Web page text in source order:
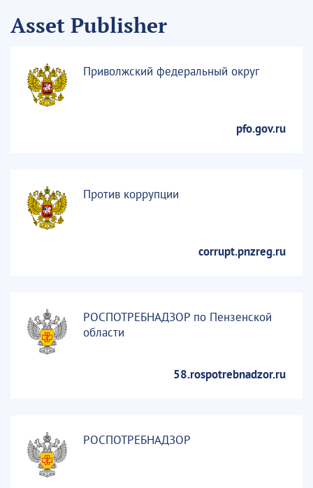
Asset Publisher
Приволжский федеральный округ
pfo.gov.ru
Против коррупции
corrupt.pnzreg.ru
РОСПОТРЕБНАДЗОР по Пензенской
области
58.rospotrebnadzor.ru
РОСПОТРЕБНАДЗОР